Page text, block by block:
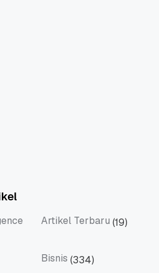
Artikel Terbaru (19)
Bisnis (334)